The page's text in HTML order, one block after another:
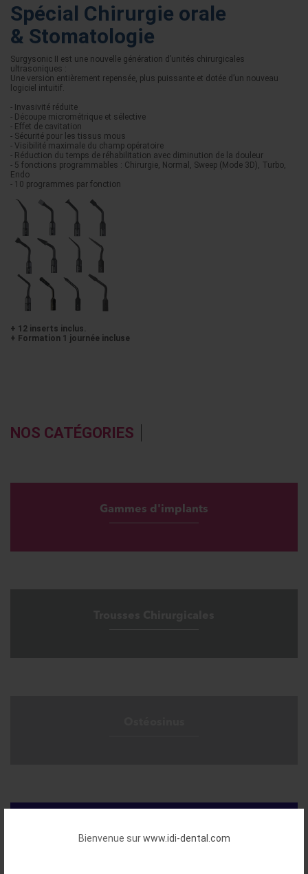
Bienvenue surwww.idi-dental.com
Spécial Chirurgie orale
& Stomatologie
Surgysonic II est une nouvelle génération d’unités chirurgicales
ultrasoniques :
Une version entièrement repensée, plus puissante et dotée d’un nouveau
logiciel intuitif.
- Invasivité réduite
- Découpe micrométrique et sélective
- Effet de cavitation
- Sécurité pour les tissus mous
- Visibilité maximale du champ opératoire
- Réduction du temps de réhabilitation avec diminution de la douleur
- 5 fonctions programmables : Chirurgie, Normal, Sweep (Mode 3D), Turbo,
Endo
- 10 programmes par fonction
+ 12 inserts inclus.
+ Formation 1 journée incluse
NOS CATÉGORIES
Gammes d'implants